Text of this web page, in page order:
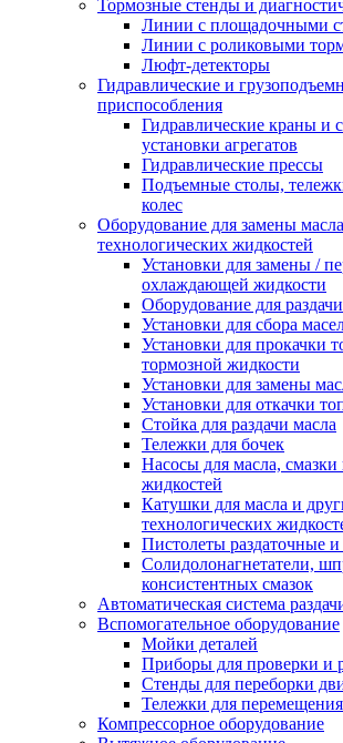
Тормозные стенды и
Линии с площадочными
Линии с роликовыми
Люфт-детекторы
Гидравлические и
приспособления
Гидравлические краны и
установки агрегатов
Гидравлические прессы
Подъемные столы,
колес
Оборудование для замены
технологических жидкостей
Установки для замены /
охлаждающей жидкости
Оборудование для
Установки для сбора
Установки для прокачки
тормозной жидкости
Установки для замены
Установки для откачки
Стойка для раздачи масла
Тележки для бочек
Насосы для масла, смазки
жидкостей
Катушки для масла и
технологических
Пистолеты раздаточные и
Солидолонагнетатели,
консистентных смазок
Автоматическая система
Вспомогательное оборудование
Мойки деталей
Приборы для проверки и
Стенды для переборки
Тележки для
Компрессорное оборудование